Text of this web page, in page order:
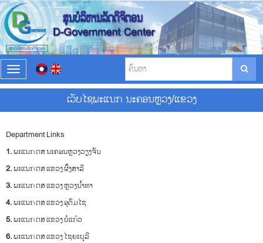
T
o
g
l
n
a
i
a
t
o
n
ເວັບໄຊພະແນກ ນະຄອນຫຼວງ/ແຂວງ
Department Links
1.ພະແນກ ຕສ ນະຄອນຫຼວງວຽງຈັນ
2.ພະແນກ ຕສ ແຂວງ ຜົ້ງສາລີ
3.ພະແນກ ຕສ ແຂວງ ຫຼວງນໍ້າທາ
4.ພະແນກ ຕສ ແຂວງ ອຸດົມໄຊ
5.ພະແນກ ຕສ ແຂວງ ບໍ່ແກ້ວ
6.ພະແນກ ຕສ ແຂວງ ໄຊຍະບູລີ